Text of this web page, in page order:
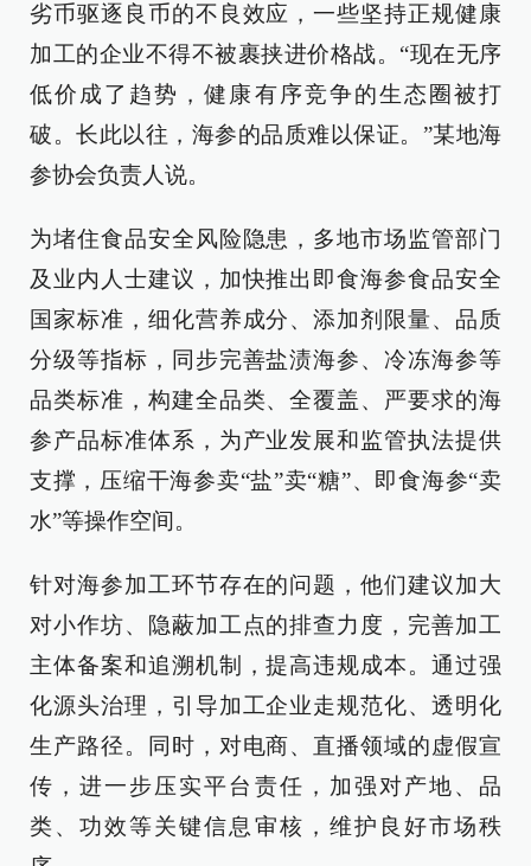
劣币驱逐良币的不良效应，一些坚持正规健康
加工的企业不得不被裹挟进价格战。“现在无序
低价成了趋势，健康有序竞争的生态圈被打
破。长此以往，海参的品质难以保证。”某地海
参协会负责人说。
为堵住食品安全风险隐患，多地市场监管部门
及业内人士建议，加快推出即食海参食品安全
国家标准，细化营养成分、添加剂限量、品质
分级等指标，同步完善盐渍海参、冷冻海参等
品类标准，构建全品类、全覆盖、严要求的海
参产品标准体系，为产业发展和监管执法提供
支撑，压缩干海参卖“盐”卖“糖”、即食海参“卖
水”等操作空间。
针对海参加工环节存在的问题，他们建议加大
对小作坊、隐蔽加工点的排查力度，完善加工
主体备案和追溯机制，提高违规成本。通过强
化源头治理，引导加工企业走规范化、透明化
生产路径。同时，对电商、直播领域的虚假宣
传，进一步压实平台责任，加强对产地、品
类、功效等关键信息审核，维护良好市场秩